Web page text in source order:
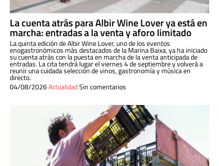
La cuenta atrás para Albir Wine Lover ya está en
marcha: entradas a la venta y aforo limitado
La quinta edición de Albir Wine Lover, uno de los eventos
enogastronómicos más destacados de la Marina Baixa, ya ha iniciado
su cuenta atrás con la puesta en marcha de la venta anticipada de
entradas. La cita tendrá lugar el viernes 4 de septiembre y volverá a
reunir una cuidada selección de vinos, gastronomía y música en
directo.
04/08/2026ActualidadSin comentarios